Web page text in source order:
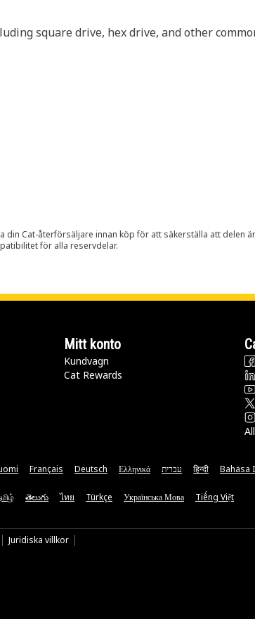
square drive, hex drive, and other
Cat-återförsäljare innan köp för att säkerställa att delen
för alla reservdelar.
Mitt konto
Kundvagn
Cat Rewards
Français Deutsch Ελληνικά עברית हिन्दी Bahasa
తెలుగు ไทย Türkçe Українська Мова Tiếng Việt
Juridiska villkor